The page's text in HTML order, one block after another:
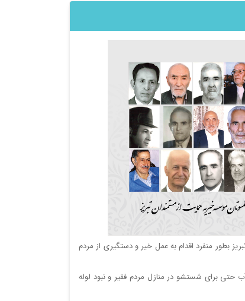
در سطح شهر تبريز بطور منفرد اقدام به عمل خير و دستگيري از مردم
براي شستشو در منازل مردم فقير و نبود لوله